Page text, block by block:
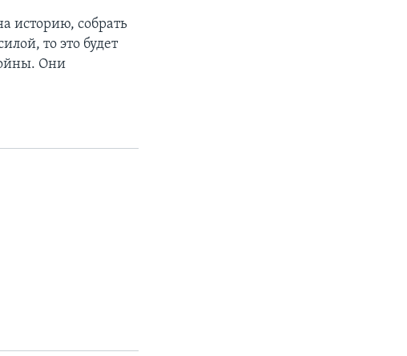
историю, собрать
то это будет
Они